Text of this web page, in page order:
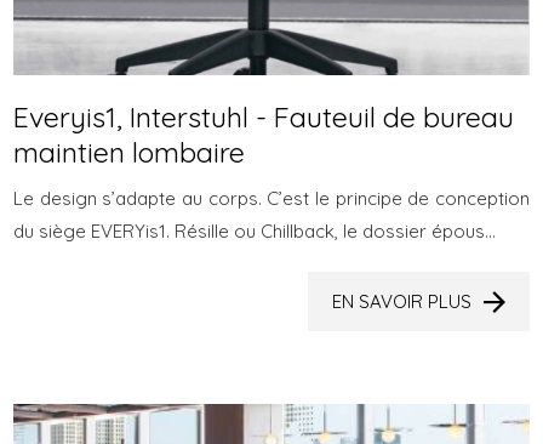
Everyis1, Interstuhl - Fauteuil de bureau
maintien lombaire
Le design s’adapte au corps. C’est le principe de conception
du siège EVERYis1. Résille ou Chillback, le dossier épous...
EN SAVOIR PLUS